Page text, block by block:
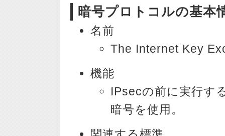
暗号プロトコルの基本
名前
The Internet Key
機能
IPsecの前に実行す
暗号を使用。